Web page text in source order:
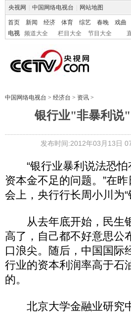
央视网 中国网络电视台 网站地图
首页 新闻 经济 体育 综艺 春晚 戏曲
电视
频道大全 栏目大全 节目大全
中国网络电视台 > 经济台 > 资讯 >
银行业"非暴利说"
发布时间:2012年03月13日
“银行业暴利说法恐怕
资本金不足的问题。”在
会上，央行行长周小川为
从去年底开始，民生银
高了，自己都不好意思公
口浪尖。随后，中国国际
行业的资本利润率高于石
的。
北京大学金融业研究中